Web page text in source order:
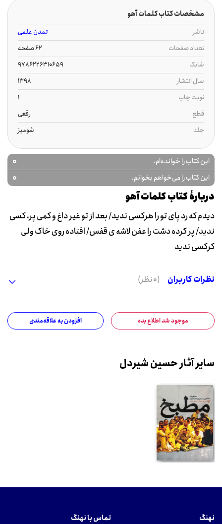
مشخصات کتاب کلمات آهو
ناشر
تمدن علمی
تعداد صفحات
62 صفحه
شابک
9786226310659
سال انتشار
1398
نوبت چاپ
1
قطع
رقعی
جلد
شومیز
این کتاب را خوانده‌ام. 0
این کتاب را می‌خواهم بخوانم. 0
دربارۀ کتاب کلمات آهو
دیدم که رد پای تو را هرکسی ندید/ بعد از تو غیر داغ و کمی پر، کسی
ندید/ پر کرده دشت را عفن لاشه ی قفس/ افتاده روی خاک ولی
کرکسی ندید
نظرات کاربران (0 نظر)
موجود شد اطلاع بده افزودن به علاقه‌مندی
سایر آثار حسین شیردل
نهنگ تماس با نهنگ